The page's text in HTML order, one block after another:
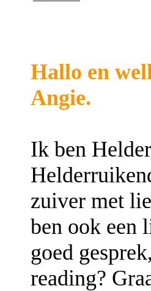
Hallo en
Angie.
Ik ben
zuiver met
ben ook een
goed
reading?